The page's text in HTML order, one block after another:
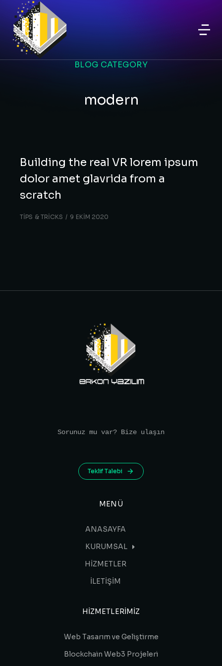
BLOG CATEGORY
modern
Building the real VR lorem ipsum
dolor amet glavrida from a
scratch
TIPS & TRICKS 9 EKIM 2020
Sorunuz mu var? Bize ulaşın
Teklif Talebi
MENÜ
ANASAYFA
KURUMSAL
HİZMETLER
İLETİŞİM
HIZMETLERIMIZ
Web Tasarım ve Geliştirme
Blockchain Web3 Projeleri